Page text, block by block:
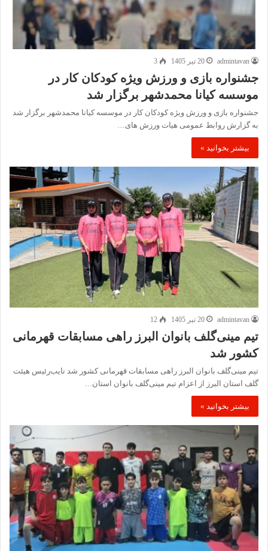
admintavan 20 تیر 1405 3
جشنواره بازی و ورزش ویژه کودکان کار در
موسسه کیانا محمدشهر برگزار شد
جشنواره بازی و ورزش ویژه کودکان کار در موسسه کیانا محمدشهر برگزار شد
به گزارش روابط عمومی هیات ورزش های…
بیشتر بخوانید »
admintavan 20 تیر 1405 12
تیم مینی‌گلف بانوان البرز راهی مسابقات قهرمانی
کشور شد
تیم مینی‌گلف بانوان البرز راهی مسابقات قهرمانی کشور شد نایب‌رئیس هیئت
گلف استان البرز از اعزام تیم مینی‌گلف بانوان استان…
بیشتر بخوانید »